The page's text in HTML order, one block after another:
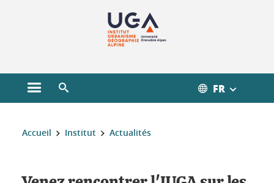
Ouvrir le menu principal FR
Vous êtes ici :
Accueil Institut Actualités